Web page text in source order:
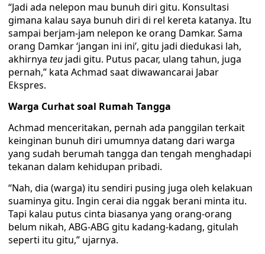
“Jadi ada nelepon mau bunuh diri gitu. Konsultasi
gimana kalau saya bunuh diri di rel kereta katanya. Itu
sampai berjam-jam nelepon ke orang Damkar. Sama
orang Damkar ‘jangan ini ini’, gitu jadi diedukasi lah,
akhirnya teu jadi gitu. Putus pacar, ulang tahun, juga
pernah,” kata Achmad saat diwawancarai Jabar
Ekspres.
Warga Curhat soal Rumah Tangga
Achmad menceritakan, pernah ada panggilan terkait
keinginan bunuh diri umumnya datang dari warga
yang sudah berumah tangga dan tengah menghadapi
tekanan dalam kehidupan pribadi.
“Nah, dia (warga) itu sendiri pusing juga oleh kelakuan
suaminya gitu. Ingin cerai dia nggak berani minta itu.
Tapi kalau putus cinta biasanya yang orang-orang
belum nikah, ABG-ABG gitu kadang-kadang, gitulah
seperti itu gitu,” ujarnya.